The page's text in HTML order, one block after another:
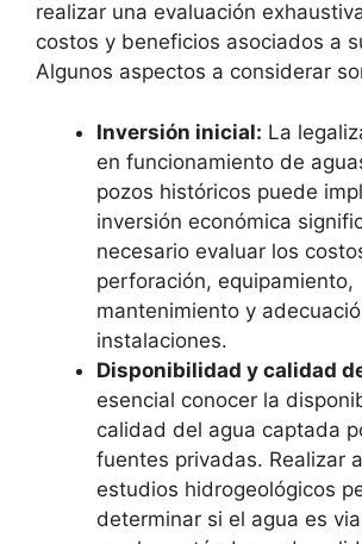
realizar una evaluación
costos y beneficios asociados a
Algunos aspectos a considerar
Inversión inicial: La
en funcionamiento de
pozos históricos puede
inversión económica
necesario evaluar los
perforación, equipamiento,
mantenimiento y
instalaciones.
Disponibilidad y calidad
esencial conocer la
calidad del agua captada
fuentes privadas. Realizar
estudios hidrogeológicos
determinar si el agua es